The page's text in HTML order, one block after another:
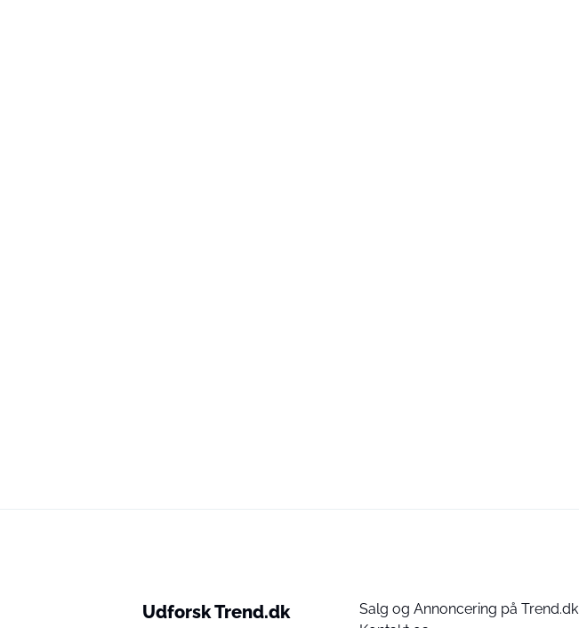
Udforsk Trend.dk
Salg og Annoncering på Trend.dk